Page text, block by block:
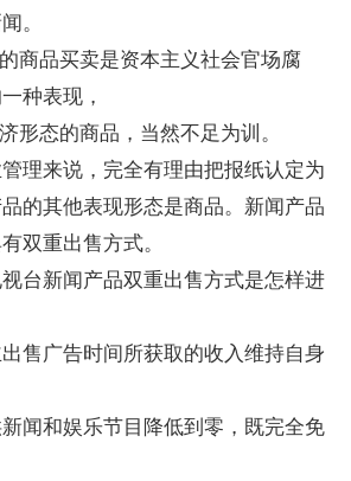
。
品买卖是资本主义社会官场腐
种表现，
态的商品，当然不足为训。
来说，完全有理由把报纸认定为
的其他表现形态是商品。新闻产品
双重出售方式。
新闻产品双重出售方式是怎样进
广告时间所获取的收入维持自身
和娱乐节目降低到零，既完全免